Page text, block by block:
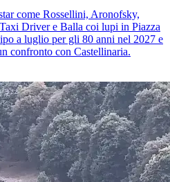
come Rossellini, Aronofsky,
Driver e Balla coi lupi in Piazza
a luglio per gli 80 anni nel 2027 e
confronto con Castellinaria.